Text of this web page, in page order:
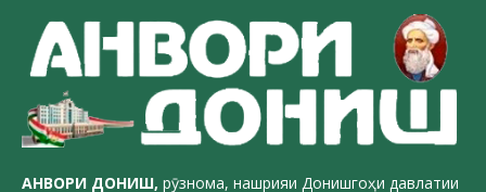
АНВОРИ ДОНИШ, рӯзнома, нашрияи Донишгоҳи давлатии